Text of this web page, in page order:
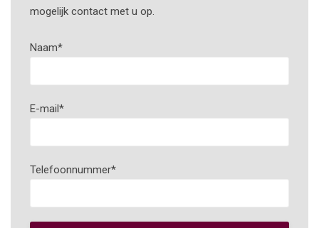
mogelijk contact met u op.
Naam*
E-mail*
Telefoonnummer*